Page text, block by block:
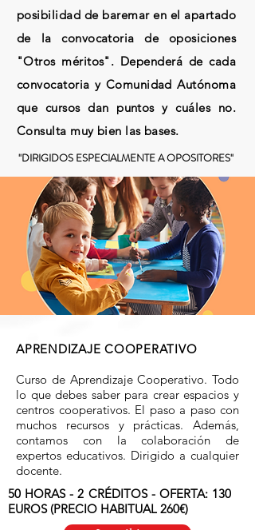
posibilidad de baremar en el apartado
de la convocatoria de oposiciones
"Otros méritos". Dependerá de cada
convocatoria y Comunidad Autónoma
que cursos dan puntos y cuáles no.
Consulta muy bien las bases.
"DIRIGIDOS ESPECIALMENTE A OPOSITORES"
APRENDIZAJE COOPERATIVO
Curso de Aprendizaje Cooperativo. Todo
lo que debes saber para crear espacios y
centros cooperativos. El paso a paso con
muchos recursos y prácticas. Además,
contamos con la colaboración de
expertos educativos. Dirigido a cualquier
docente.
50 HORAS - 2 CRÉDITOS - OFERTA: 130
EUROS (PRECIO HABITUAL 260€)